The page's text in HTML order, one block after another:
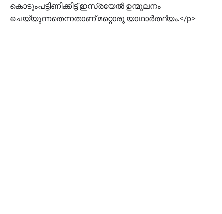
കൊടുംപട്ടിണിക്കിട്ട് ഇസ്രയേൽ ഉന്മൂലനം
ചെയ്യുന്നതെന്നതാണ് മറ്റൊരു യാഥാർത്ഥ്യം.</p>